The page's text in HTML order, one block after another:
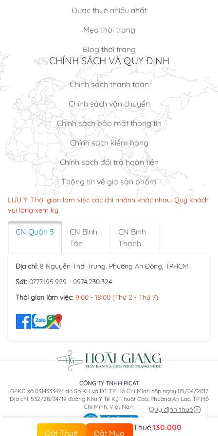
Quy định thuê
Đặt Thuê Đặt Mua
Thuê:130.000
Được thuê nhiều nhất
Mẹo thời trang
Blog thời trang
CHÍNH SÁCH VÀ QUY ĐỊNH
Chính sách thanh toán
Chính sách vận chuyển
Chính sách bảo mật thông tin
Chính sách kiểm hàng
Chính sách đổi trả hoàn tiền
Thông tin về giá sản phẩm
LƯU Ý: Thời gian làm việc các chi nhánh khác nhau. Quý khách
vui lòng xem kỹ
CN Quận 5
CN Bình
Tân
CN Bình
Thạnh
Địa chỉ: 8 Nguyễn Thời Trung, Phường An Đông, TPHCM
Sđt: 0777.195.929 - 0974.230.324
Thời gian làm việc: 9:00 - 18:00 (Thứ 2 - Thứ 7)
CÔNG TY TNHH PICAT
GPKD số 0314333426 do Sở KH và ĐT TP Hồ Chí Minh cấp ngày 05/04/2017
Địa chỉ: 532/28/34/19 đường Khu Y Tế Kỹ Thuật Cao, Phường An Lạc, TP Hồ
Chí Minh, Việt Nam